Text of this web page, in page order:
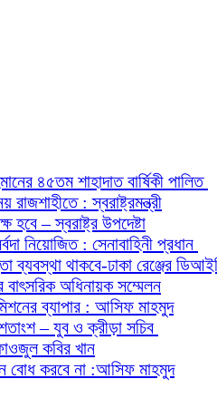
৪৫তম শাহাদাত বার্ষিকী পালিত
রাজশাহীতে : স্বরাষ্ট্রমন্ত্রী
হবে – স্বরাষ্ট্র উপদেষ্টা
নিয়োজিত : সেনাবাহিনী প্রধান
ব্যবস্থা থাকবে-ঢাকা রেঞ্জের
বাৎসরিক অধিনায়ক সম্মেলন
ব্যাপার : আসিফ মাহমুদ
শতাংশ – যুব ও ক্রীড়া সচিব
কবির খান
বোধ করবে না :আসিফ মাহমুদ